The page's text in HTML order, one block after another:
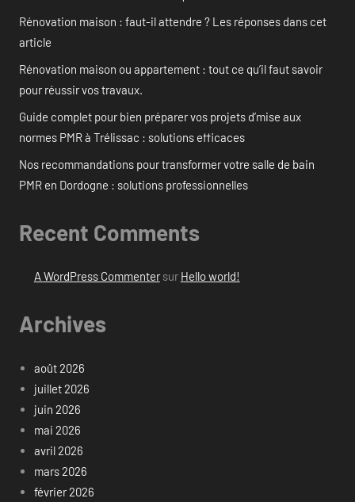
Rénovation maison : faut-il attendre ? Les réponses dans cet
article
Rénovation maison ou appartement : tout ce qu’il faut savoir
pour réussir vos travaux.
Guide complet pour bien préparer vos projets d’mise aux
normes PMR à Trélissac : solutions efficaces
Nos recommandations pour transformer votre salle de bain
PMR en Dordogne : solutions professionnelles
Recent Comments
A WordPress Commentersur Hello world!
Archives
août 2026
juillet 2026
juin 2026
mai 2026
avril 2026
mars 2026
février 2026